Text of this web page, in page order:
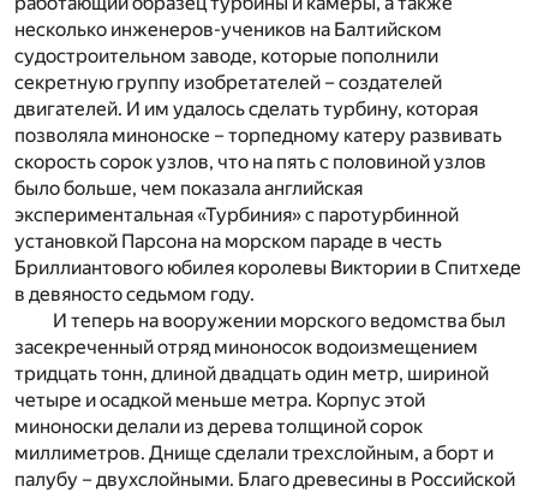
несколько инженеров-учеников на Балтийском
судостроительном заводе, которые пополнили
секретную группу изобретателей – создателей
двигателей. И им удалось сделать турбину, которая
позволяла миноноске – торпедному катеру развивать
скорость сорок узлов, что на пять с половиной узлов
было больше, чем показала английская
экспериментальная «Турбиния» с паротурбинной
установкой Парсона на морском параде в честь
Бриллиантового юбилея королевы Виктории в Спитхеде
в девяносто седьмом году.
И теперь на вооружении морского ведомства был
засекреченный отряд миноносок водоизмещением
тридцать тонн, длиной двадцать один метр, шириной
четыре и осадкой меньше метра. Корпус этой
миноноски делали из дерева толщиной сорок
миллиметров. Днище сделали трехслойным, а борт и
палубу – двухслойными. Благо древесины в Российской